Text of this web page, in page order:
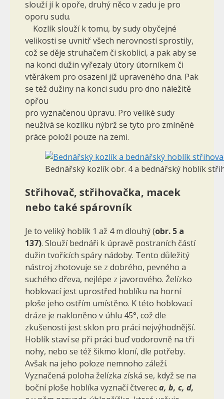
slouží jí k opoře, druhý něco v zadu je pro
oporu sudu.
Kozlík slouží k tomu, by sudy obyčejné
velikosti se uvnitř všech ne­rovností sprostily,
což se děje struhačem či skoblicí, a pak aby se
na konci dužin vyřezaly útory útorníkem či
vtěrákem pro osazení již upraveného dna. Pak
se též dužiny na konci sudu pro dno náležitě
opřou
pro vyznačenou úpravu. Pro veliké sudy
neužívá se kozlíku nýbrž se tyto pro zmíněné
práce položí pouze na zemi.
Bednářský kozlík obr. 4 a bednářský hoblík
Střihovač, střihovačka, macek
nebo také spárovník
Je to veliký hoblík 1 až 4 m dlouhý (obr. 5 a
137). Slouží bed­náři k úpravě postraních částí
dužin tvořících spáry nádoby. Tento důležitý
nástroj zhotovuje se z dobrého, pevného a
suchého dřeva, nej­lépe z javorového. Želízko
hoblovací jest uprostřed hoblíku na horní
ploše jeho ostřím umístěno. K této hoblovací
dráze je nakloněno v úhlu 45°, což dle
zkušenosti jest sklon pro práci nejvýhodnější.
Hoblík staví se při práci buď vodorovně na tři
nohy, nebo se též šikmo kloní, dle potřeby.
Avšak na jeho poloze nemnoho záleží.
Vyznačená poloha že­lízka získá se, když se na
boční ploše hoblíka vyznačí čtvereca, b, c, d,